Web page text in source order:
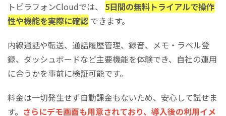
トビラフォンCloudでは、 5日間の無料トライアルで操作
性や機能を実際に確認 できます。
内線通話や転送、通話履歴管理、録音、メモ・ラベル登
録、ダッシュボードなど主要機能を体験でき、自社の運用
に合うかを事前に検証可能です。
料金は一切発生せず自動課金もないため、安心して試せま
す。 さらにデモ画面も用意されており、導入後の利用イメ